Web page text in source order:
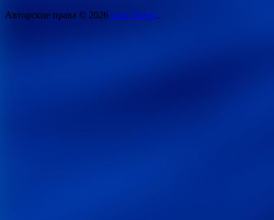
Авторские права © 2026 Leto Travel..